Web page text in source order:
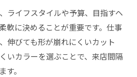
ライフスタイルや予算、目指すヘ
軟に決めることが重要です。仕事
伸びても形が崩れにくいカット
いカラーを選ぶことで、来店間隔
。